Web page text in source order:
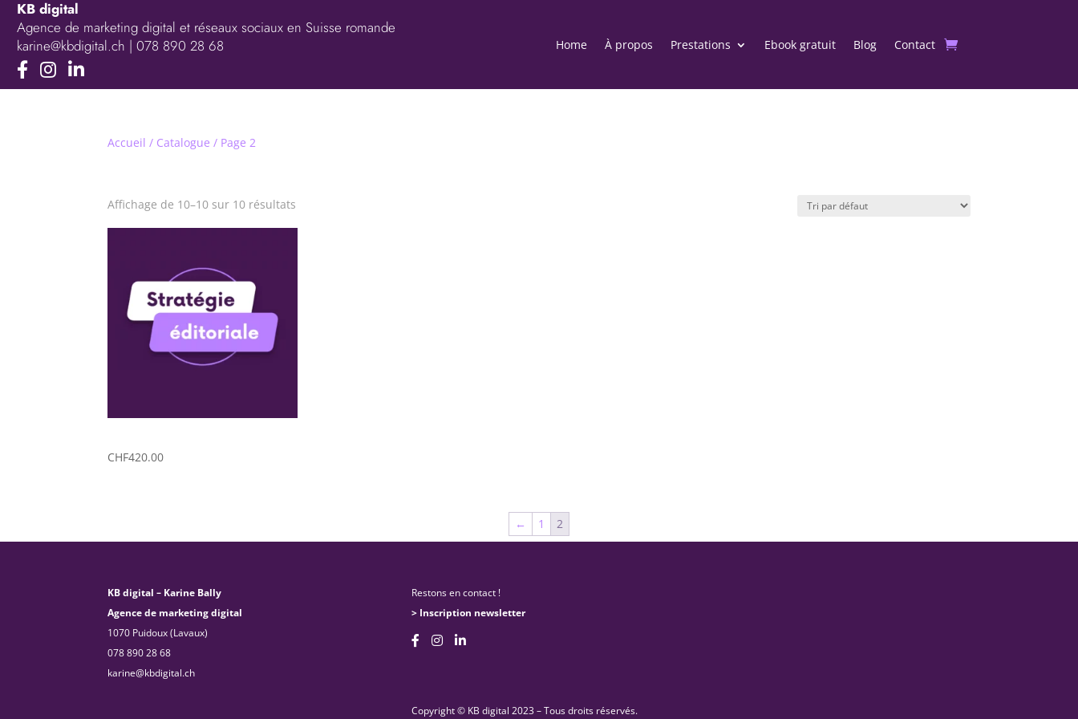
KB digital
Agence de marketing digital et réseaux sociaux en Suisse romande
karine@kbdigital.ch | 078 890 28 68 Home À propos Prestations Ebook gratuit Blog Contact
Accueil / Catalogue / Page 2
Affichage de 10–10 sur 10 résultats
CHF420.00
← 1 2
KB digital – Karine Bally
Agence de marketing digital
1070 Puidoux (Lavaux)
078 890 28 68
karine@kbdigital.ch
Restons en contact !
> Inscription newsletter
Copyright © KB digital 2023 – Tous droits réservés.